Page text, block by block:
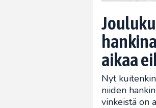
aikaa
Nyt
niiden
vinkeistä on